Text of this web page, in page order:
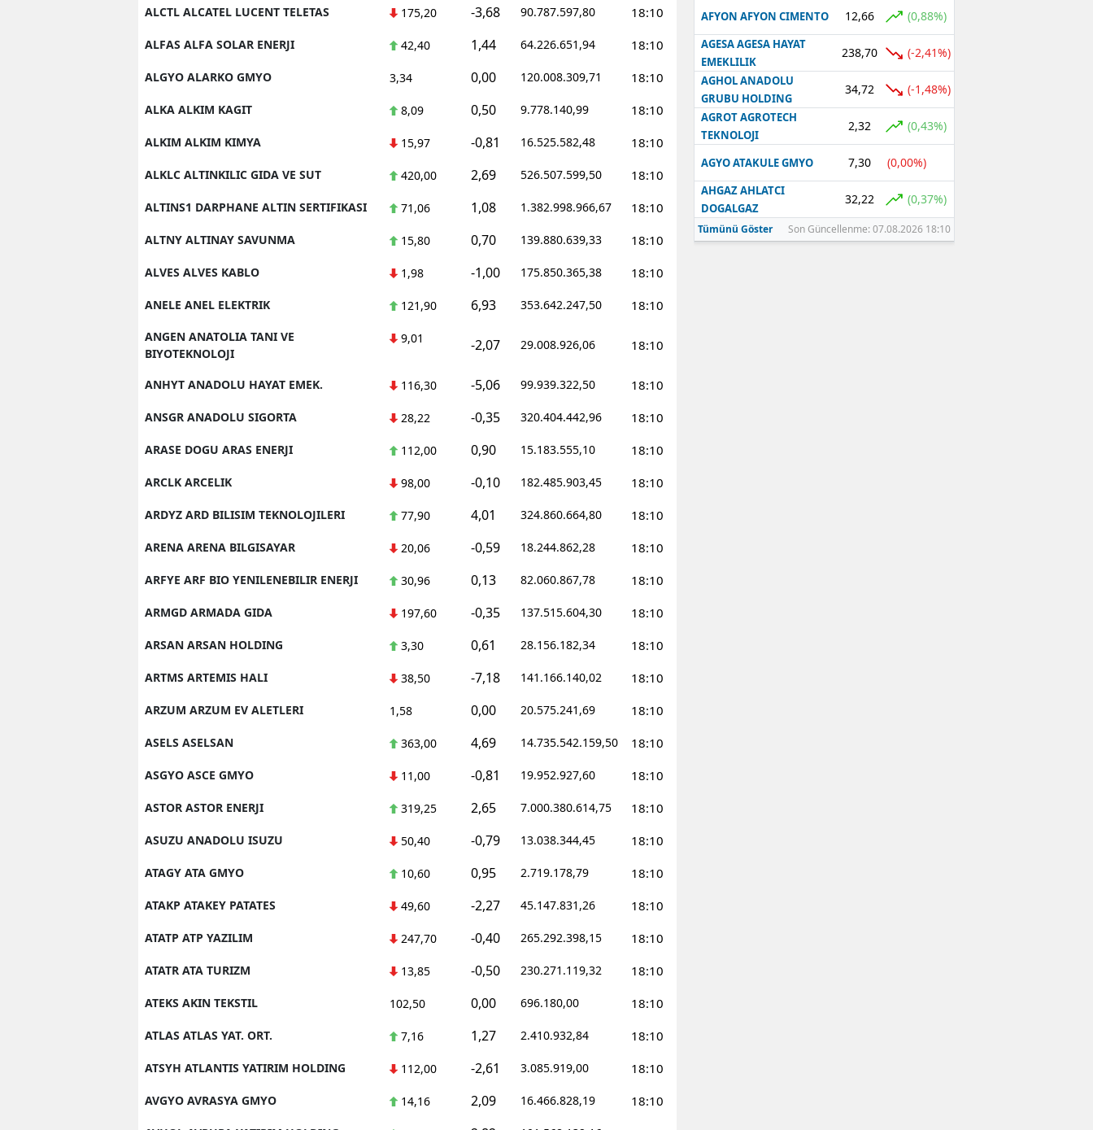
ALCTL ALCATEL LUCENT TELETAS 175,20 -3,68 90.787.597,80 18:10
ALFAS ALFA SOLAR ENERJI 42,40 1,44 64.226.651,94 18:10
ALGYO ALARKO GMYO 3,34 0,00 120.008.309,71 18:10
ALKA ALKIM KAGIT 8,09 0,50 9.778.140,99 18:10
ALKIM ALKIM KIMYA 15,97 -0,81 16.525.582,48 18:10
ALKLC ALTINKILIC GIDA VE SUT 420,00 2,69 526.507.599,50 18:10
ALTINS1 DARPHANE ALTIN SERTIFIKASI 71,06 1,08 1.382.998.966,67 18:10
ALTNY ALTINAY SAVUNMA 15,80 0,70 139.880.639,33 18:10
ALVES ALVES KABLO 1,98 -1,00 175.850.365,38 18:10
ANELE ANEL ELEKTRIK 121,90 6,93 353.642.247,50 18:10
ANGEN ANATOLIA TANI VE
BIYOTEKNOLOJI
9,01 -2,07 29.008.926,06 18:10
ANHYT ANADOLU HAYAT EMEK. 116,30 -5,06 99.939.322,50 18:10
ANSGR ANADOLU SIGORTA 28,22 -0,35 320.404.442,96 18:10
ARASE DOGU ARAS ENERJI 112,00 0,90 15.183.555,10 18:10
ARCLK ARCELIK 98,00 -0,10 182.485.903,45 18:10
ARDYZ ARD BILISIM TEKNOLOJILERI 77,90 4,01 324.860.664,80 18:10
ARENA ARENA BILGISAYAR 20,06 -0,59 18.244.862,28 18:10
ARFYE ARF BIO YENILENEBILIR ENERJI 30,96 0,13 82.060.867,78 18:10
ARMGD ARMADA GIDA 197,60 -0,35 137.515.604,30 18:10
ARSAN ARSAN HOLDING 3,30 0,61 28.156.182,34 18:10
ARTMS ARTEMIS HALI 38,50 -7,18 141.166.140,02 18:10
ARZUM ARZUM EV ALETLERI 1,58 0,00 20.575.241,69 18:10
ASELS ASELSAN 363,00 4,69 14.735.542.159,50 18:10
ASGYO ASCE GMYO 11,00 -0,81 19.952.927,60 18:10
ASTOR ASTOR ENERJI 319,25 2,65 7.000.380.614,75 18:10
ASUZU ANADOLU ISUZU 50,40 -0,79 13.038.344,45 18:10
ATAGY ATA GMYO 10,60 0,95 2.719.178,79 18:10
ATAKP ATAKEY PATATES 49,60 -2,27 45.147.831,26 18:10
ATATP ATP YAZILIM 247,70 -0,40 265.292.398,15 18:10
ATATR ATA TURIZM 13,85 -0,50 230.271.119,32 18:10
ATEKS AKIN TEKSTIL 102,50 0,00 696.180,00 18:10
ATLAS ATLAS YAT. ORT. 7,16 1,27 2.410.932,84 18:10
ATSYH ATLANTIS YATIRIM HOLDING 112,00 -2,61 3.085.919,00 18:10
AVGYO AVRASYA GMYO 14,16 2,09 16.466.828,19 18:10
AFYON AFYON CIMENTO 12,66 (0,88%)
AGESA AGESA HAYAT
EMEKLILIK
238,70 (-2,41%)
AGHOL ANADOLU
GRUBU HOLDING
34,72 (-1,48%)
AGROT AGROTECH
TEKNOLOJI
2,32 (0,43%)
AGYO ATAKULE GMYO 7,30 (0,00%)
AHGAZ AHLATCI
DOGALGAZ
32,22 (0,37%)
Tümünü Göster Son Güncellenme: 07.08.2026 18:10